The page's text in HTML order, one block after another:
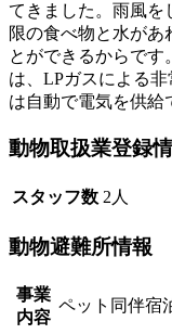
てきました。雨風を
限の食べ物と水があ
とができるからです
は、LPガスによる
は自動で電気を供給
動物取扱業登録
スタッフ数 2人
動物避難所情報
事業
内容
ペット同伴宿